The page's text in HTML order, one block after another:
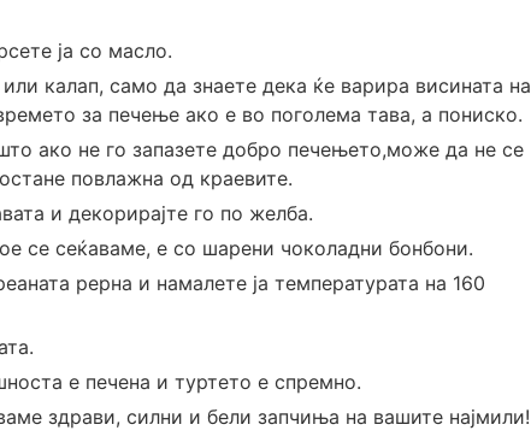
ја со масло.
калап, само да знаете дека ќе варира висината на
за печење ако е во поголема тава, а пониско.
ако не го запазете добро печењето,може да не се
повлажна од краевите.
и декорирајте го по желба.
се сеќаваме, е со шарени чоколадни бонбони.
рерна и намалете ја температурата на 160
е печена и туртето е спремно.
здрави, силни и бели запчиња на вашите најмили!